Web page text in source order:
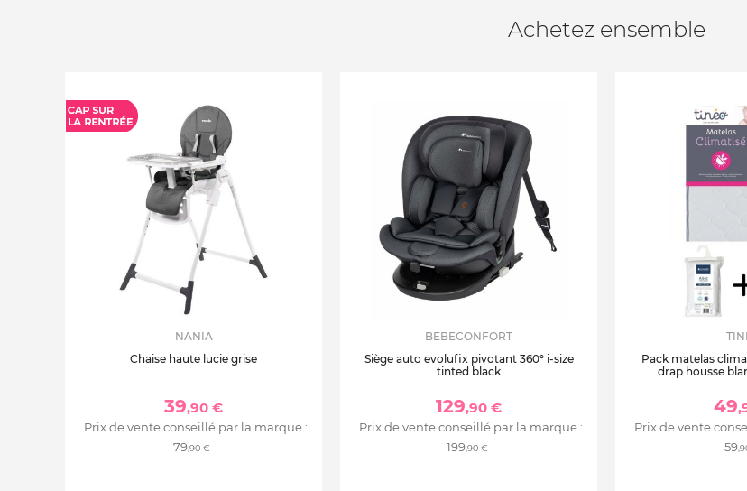
Achetez ensemble
NANIA
Chaise haute lucie grise
39,90 €
Prix de vente conseillé par la marque :
79,90 €
BEBECONFORT
Siège auto evolufix pivotant 360° i-size
tinted black
129,90 €
Prix de vente conseillé par la marque :
199,90 €
Pack matelas
drap housse
49
Prix de vente
59